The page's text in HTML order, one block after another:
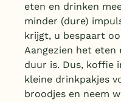
eten en drinken
minder (dure)
krijgt, u bespaart
Aangezien het eten
duur is. Dus, koffie
kleine drinkpakjes
broodjes en neem